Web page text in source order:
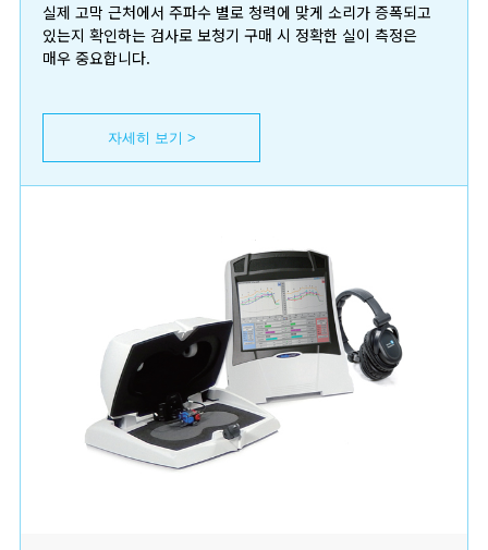
실제 고막 근처에서 주파수 별로 청력에 맞게 소리가 증폭되고
있는지 확인하는 검사로 보청기 구매 시 정확한 실이 측정은
매우 중요합니다.
자세히 보기 >